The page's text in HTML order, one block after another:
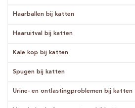
Haarballen bij katten
Haaruitval bij katten
Kale kop bij katten
Spugen bij katten
Urine- en ontlastingproblemen bij katten